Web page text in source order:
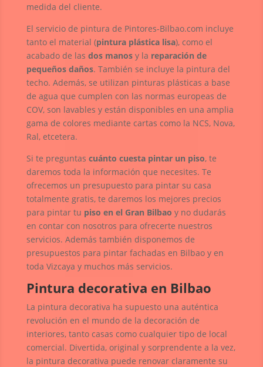
medida del cliente.
El servicio de pintura de Pintores-Bilbao.com incluye
tanto el material (pintura plástica lisa), como el
acabado de las dos manosy la reparación de
pequeños daños. También se incluye la pintura del
techo. Además, se utilizan pinturas plásticas a base
de agua que cumplen con las normas europeas de
COV, son lavables y están disponibles en una amplia
gama de colores mediante cartas como la NCS, Nova,
Ral, etcetera.
Si te preguntas cuánto cuesta pintar un piso, te
daremos toda la información que necesites. Te
ofrecemos un presupuesto para pintar su casa
totalmente gratis, te daremos los mejores precios
para pintar tu piso en el Gran Bilbao y no dudarás
en contar con nosotros para ofrecerte nuestros
servicios. Además también disponemos de
presupuestos para pintar fachadas en Bilbao y en
toda Vizcaya y muchos más servicios.
Pintura decorativa en Bilbao
La pintura decorativa ha supuesto una auténtica
revolución en el mundo de la decoración de
interiores, tanto casas como cualquier tipo de local
comercial. Divertida, original y sorprendente a la vez,
la pintura decorativa puede renovar claramente su